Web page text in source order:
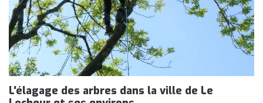
L'élagage des arbres dans la ville de Le